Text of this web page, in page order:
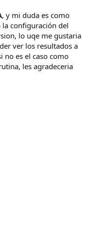
, y mi duda es como
la configuración del
lo uqe me gustaria
ver los resultados a
no es el caso como
les agradeceria